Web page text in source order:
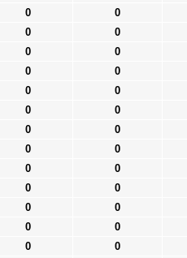
0 0
0 0
0 0
0 0
0 0
0 0
0 0
0 0
0 0
0 0
0 0
0 0
0 0